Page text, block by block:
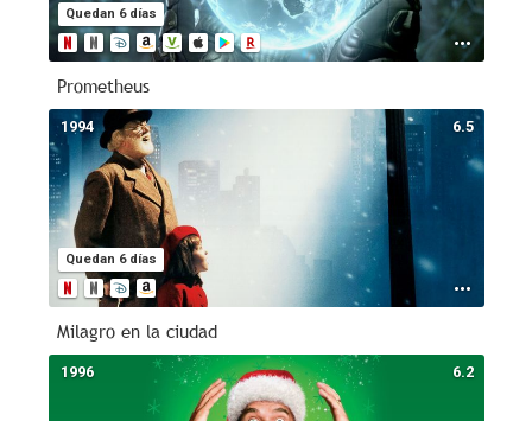
Quedan 6 días
Prometheus
6.5
Quedan 6 días
1994
Milagro en la ciudad
6.2
1996